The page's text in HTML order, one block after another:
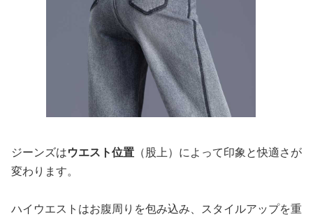
ジーンズはウエスト位置 （股上）によって印象と快適さが
変わります。
ハイウエストはお腹周りを包み込み、スタイルアップを重